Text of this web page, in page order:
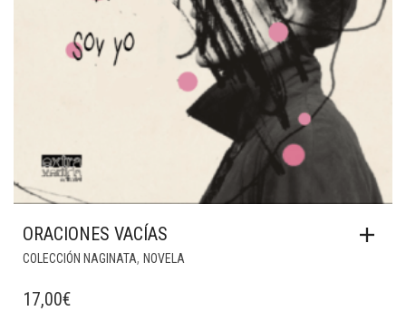
ORACIONES VACÍAS
COLECCIÓN NAGINATA, NOVELA
17,00€